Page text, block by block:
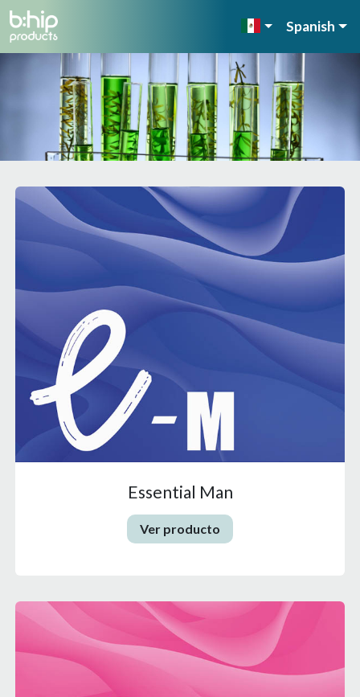
Spanish
Essential Man
Ver producto